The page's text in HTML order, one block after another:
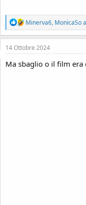
R
e
a
c
o
Minerva6, MonicaSo
14 Ottobre 2024
Ma sbaglio o il film era